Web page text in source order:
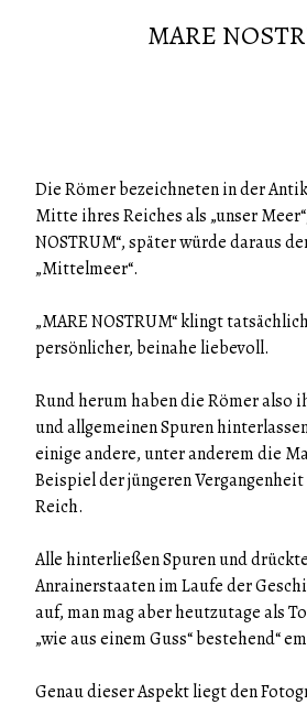
MARE
Die Römer bezeichneten in der
Mitte ihres Reiches als „unser
NOSTRUM“, später würde daraus
„Mittelmeer“.
„MARE NOSTRUM“ klingt
persönlicher, beinahe liebevoll.
Rund herum haben die Römer also
und allgemeinen Spuren
einige andere, unter anderem die
Beispiel der jüngeren
Reich.
Alle hinterließen Spuren und
Anrainerstaaten im Laufe der
auf, man mag aber heutzutage als
„wie aus einem Guss“ bestehend“
Genau dieser Aspekt liegt den